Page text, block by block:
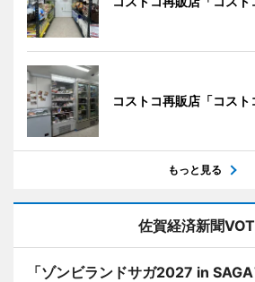
コストコ再販店「コス
もっと見る
佐賀経済新聞
「ゾンビランドサガ2027 in SAGA